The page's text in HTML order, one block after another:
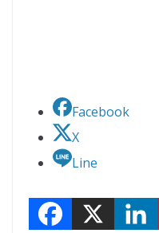
Facebook
X
Line